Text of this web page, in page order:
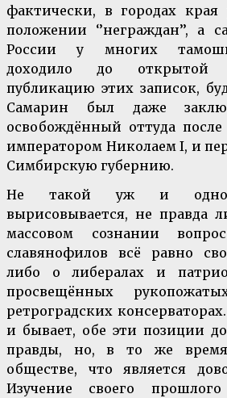
фактически, в городах
положении ‘’неграждан’’, а
России у многих
доходило до открытой
публикацию этих записок,
Самарин был даже
освобождённый оттуда
императором Николаем I, и
Симбирскую губернию.
Не такой уж и
вырисовывается, не правда
массовом сознании
славянофилов всё равно
либо о либералах и
просвещённых
ретроградских
и бывает, обе эти позиции
правды, но, в то же
обществе, что является
Изучение своего